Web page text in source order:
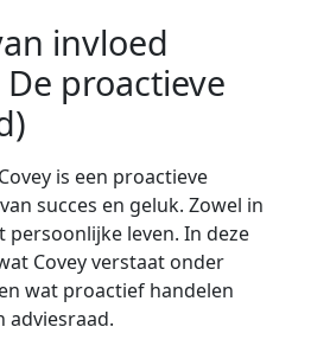
invloed
proactieve
is een proactieve
succes en geluk. Zowel in
persoonlijke leven. In deze
Covey verstaat onder
wat proactief handelen
adviesraad.